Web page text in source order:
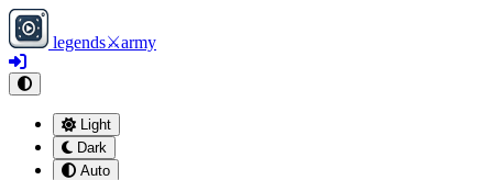
legends⚔army
Light
Dark
Auto